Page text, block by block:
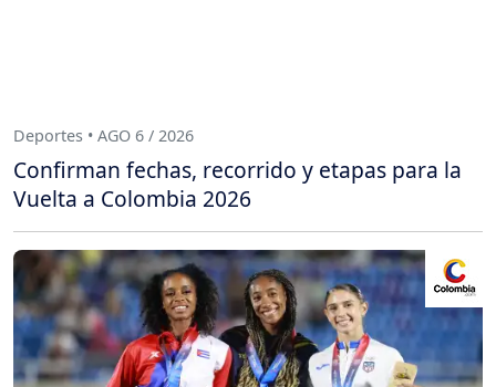
Deportes • AGO 6 / 2026
Confirman fechas, recorrido y etapas para la
Vuelta a Colombia 2026